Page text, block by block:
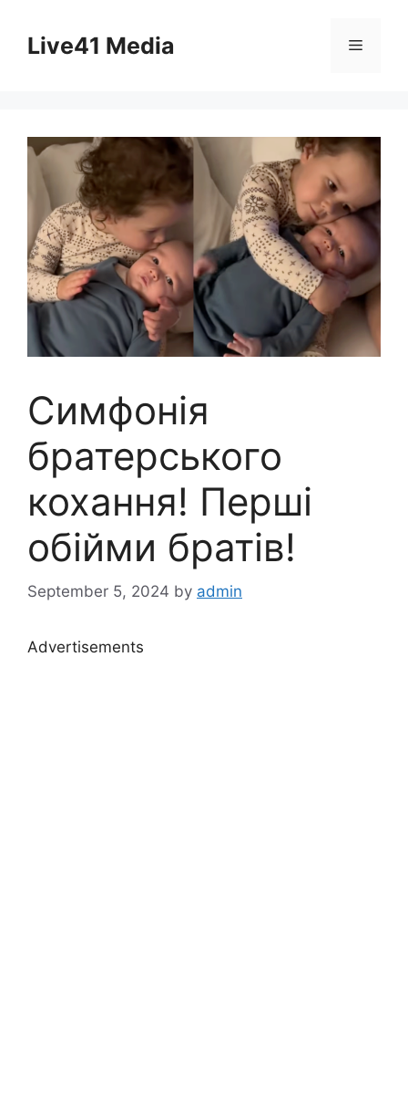
contentLive41 Media Menu
Симфонія
братерського
кохання! Перші
обійми братів!
September 5, 2024 by admin
Advertisements